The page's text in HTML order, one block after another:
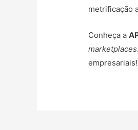
metrificação
Conheça a
marketplaces
empresariais!